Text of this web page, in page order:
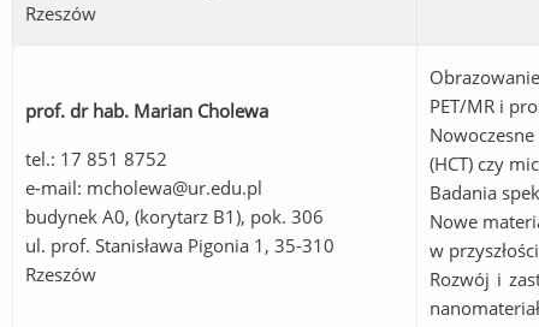
Rzeszów
prof. dr hab. Marian Cholewa
tel.: 17 851 8752
e-mail: mcholewa@ur.edu.pl
budynek A0, (korytarz B1), pok. 306
ul. prof. Stanisława Pigonia 1, 35-310
Rzeszów
PET/MR i
(HCT) czy
Badania
Nowe
w
Rozwój i